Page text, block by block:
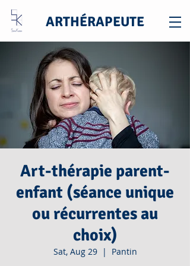
ARTHÉRAPEUTE
Art-thérapie parent-
enfant (séance unique
ou récurrentes au
choix)
Sat, Aug 29
  |
Pantin